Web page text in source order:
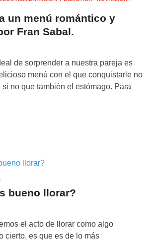
un menú romántico y
Fran Sabal.
de sorprender a nuestra pareja es
menú con el que conquistarle no
no que también el estómago. Para
bueno llorar?
el acto de llorar como algo
cierto, es que es de lo más